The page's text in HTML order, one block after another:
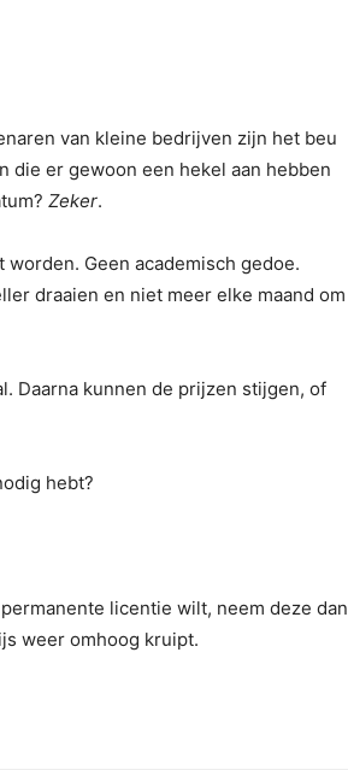
van kleine bedrijven zijn het beu
die er gewoon een hekel aan hebben
Zeker.
Geen academisch gedoe.
draaien en niet meer elke maand om
Daarna kunnen de prijzen stijgen, of
hebt?
licentie wilt, neem deze dan
weer omhoog kruipt.